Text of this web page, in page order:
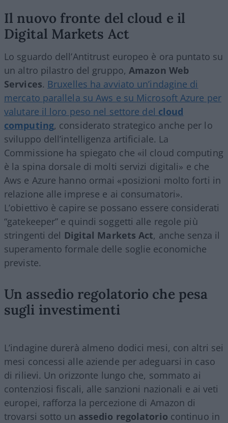
Il nuovo fronte del cloud e il
Digital Markets Act
Lo sguardo dell’Antitrust europeo è ora puntato su
un altro pilastro del gruppo,Amazon Web
Services. Bruxelles ha avviato un’indagine di
mercato parallela su Aws e su Microsoft Azure per
valutare il loro peso nel settore del cloud
computing, considerato strategico anche per lo
sviluppo dell’intelligenza artificiale. La
Commissione ha spiegato che «il cloud computing
è la spina dorsale di molti servizi digitali» e che
Aws e Azure hanno ormai «posizioni molto forti in
relazione alle imprese e ai consumatori».
L’obiettivo è capire se possano essere considerati
“gatekeeper” e quindi soggetti alle regole più
stringenti del Digital Markets Act, anche senza il
superamento formale delle soglie economiche
previste.
Un assedio regolatorio che pesa
sugli investimenti
L’indagine durerà almeno dodici mesi, con altri sei
mesi concessi alle aziende per adeguarsi in caso
di rilievi. Un orizzonte lungo che, sommato ai
contenziosi fiscali, alle sanzioni nazionali e ai veti
europei, rafforza la percezione di Amazon di
trovarsi sotto un assedio regolatorio continuo in